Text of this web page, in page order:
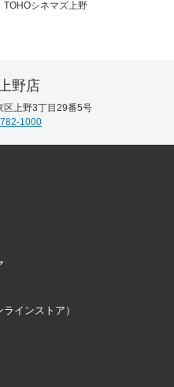
TOHOシネマズ上野
野店
区上野3丁目29番5号
1000
インストア）